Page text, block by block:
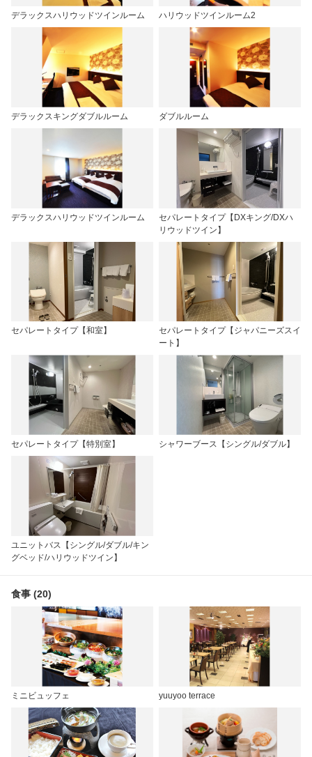
デラックスハリウッドツインルーム ハリウッドツインルーム2
デラックスキングダブルルーム ダブルルーム
デラックスハリウッドツインルーム
セパレートタイプ【DXキング/DXハ
リウッドツイン】
セパレートタイプ【和室】
セパレートタイプ【ジャパニーズスイ
ート】
セパレートタイプ【特別室】 シャワーブース【シングル/ダブル】
ユニットバス【シングル/ダブル/キン
グベッド/ハリウッドツイン】
食事 (20)
ミニビュッフェ yuuyoo terrace